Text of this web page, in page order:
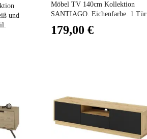
und
Möbel TV 140cm Kollektion
SANTIAGO. Eichenfarbe. 1 Tür
179,00 €